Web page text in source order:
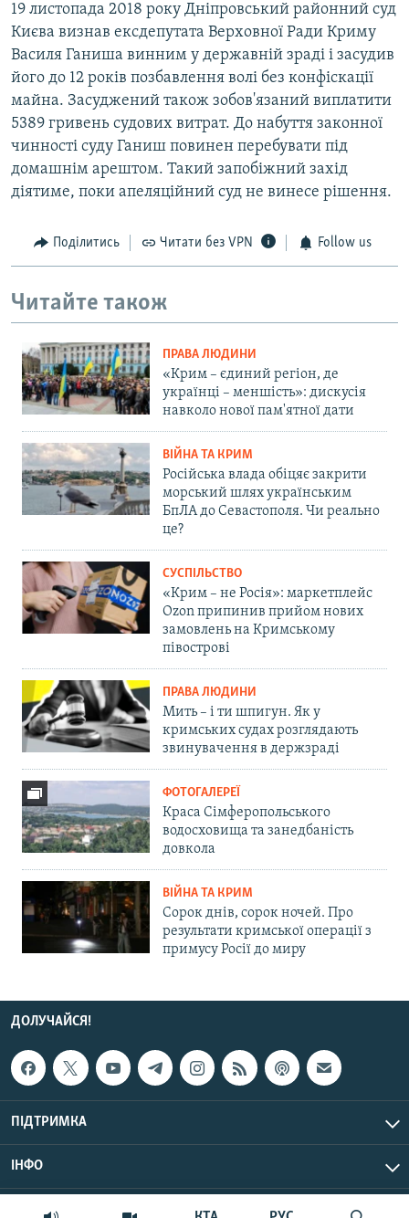
19 листопада 2018 року Дніпровський районний суд
Києва визнав ексдепутата Верховної Ради Криму
Василя Ганиша винним у державній зраді і засудив
його до 12 років позбавлення волі без конфіскації
майна. Засуджений також зобов'язаний виплатити
5389 гривень судових витрат. До набуття законної
чинності суду Ганиш повинен перебувати під
домашнім арештом. Такий запобіжний захід
діятиме, поки апеляційний суд не винесе рішення.
Поділитись Читати без VPN Follow us
Читайте також
ПРАВА ЛЮДИНИ
«Крим – єдиний регіон, де
українці – меншість»: дискусія
навколо нової пам'ятної дати
ВІЙНА ТА КРИМ
Російська влада обіцяє закрити
морський шлях українським
БпЛА до Севастополя. Чи реально
це?
СУСПІЛЬСТВО
«Крим – не Росія»: маркетплейс
Ozon припинив прийом нових
замовлень на Кримському
півострові
ПРАВА ЛЮДИНИ
Мить – і ти шпигун. Як у
кримських судах розглядають
звинувачення в держзраді
ФОТОГАЛЕРЕЇ
Краса Сімферопольського
водосховища та занедбаність
довкола
ВІЙНА ТА КРИМ
Сорок днів, сорок ночей. Про
результати кримської операції з
примусу Росії до миру
ДОЛУЧАЙСЯ!
ПІДТРИМКА
ІНФО
© Крим.Реалії, 2026 | Усі права застережено.